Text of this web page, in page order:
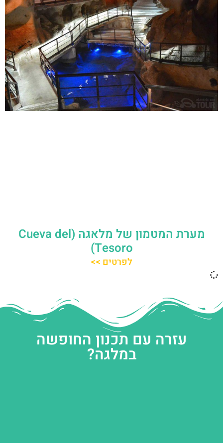
מערת המטמון של מלאגה (Cueva del
Tesoro)
לפרטים >>
עזרה עם תכנון החופשה
במלגה?